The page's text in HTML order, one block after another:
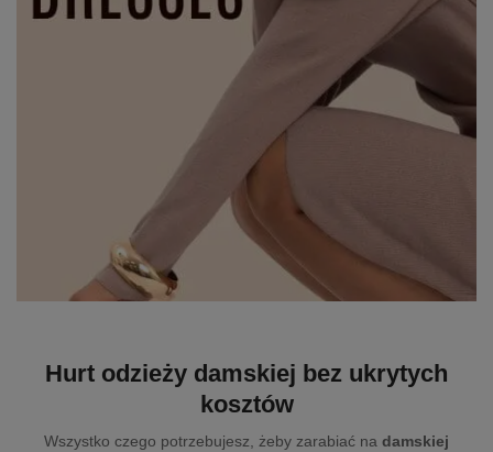
Hurt odzieży damskiej bez ukrytych
kosztów
Wszystko czego potrzebujesz, żeby zarabiać na damskiej